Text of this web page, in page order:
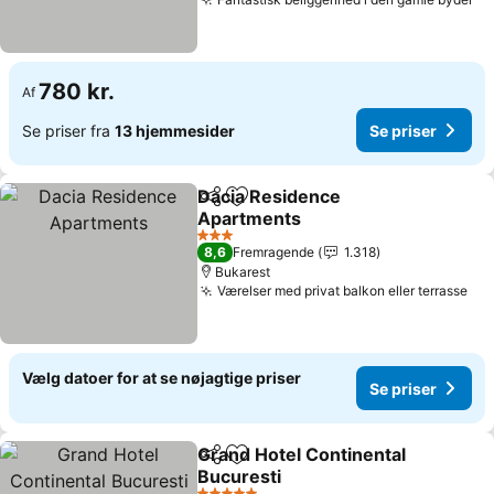
Af 780 kr.
Se priser fra 13 hjemmesider Se priser
Del Føj til favoritter
Dacia Residence
Apartments
Se priser
3 Stjerner
8,6 Fremragende
1.318
Bukarest
Værelser med privat balkon eller terrasseSe
Vælg datoer for at se nøjagtige priser
Se priser
Del Føj til favoritter
Grand Hotel Continental
Bucuresti